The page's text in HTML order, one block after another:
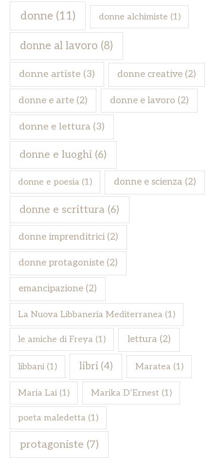
donne (11) donne alchimiste (1)
donne al lavoro (8)
donne artiste (3) donne creative (2)
donne e arte (2) donne e lavoro (2)
donne e lettura(3)
donne e luoghi (6)
donne e poesia (1) donne e scienza (2)
donne e scrittura (6)
donne imprenditrici (2)
donne protagoniste (2)
emancipazione (2)
La Nuova Libbaneria Mediterranea (1)
le amiche di Freya (1) lettura (2)
libbani (1) libri(4) Maratea(1)
Maria Lai (1) Marika D’Ernest (1)
poeta maledetta (1)
protagoniste (7)